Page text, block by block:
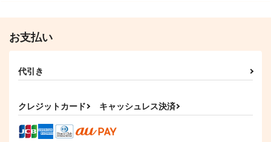
ぬいちゃんのとあるい
ちにち
二十日。
ぬいちゃん小説短編集
いぬCafe
787円
ハチャメチャ
お支払い
代引き
クレジットカード キャッシュレス決済